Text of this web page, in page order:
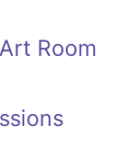
Room